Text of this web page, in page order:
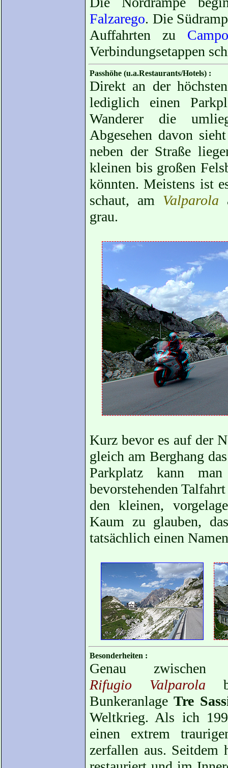
Falzarego. Die
Auffahrten zu
Verbindungsetappen
Passhöhe (u.a.Restaurants/Hotels) :
Direkt an der
lediglich einen
Wanderer die
Abgesehen davon
neben der Straße
kleinen bis großen
könnten. Meistens ist
schaut, am Valparola
grau.
Kurz bevor es auf der
gleich am Berghang
Parkplatz kann
bevorstehenden
den kleinen,
Kaum zu glauben,
tatsächlich einen
Besonderheiten :
Genau
Rifugio Valparola
BunkeranlageTre
Weltkrieg. Als ich
einen extrem
zerfallen aus. Seitdem